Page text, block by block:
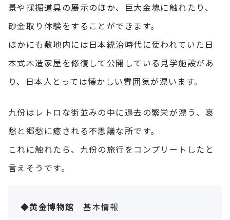
景や採掘道具の展示のほか、巨大金塊に触れたり、
砂金取り体験をすることができます。
ほかにも敷地内には日本統治時代に使われていた日
本式木造家屋を修復して公開している見学施設があ
り、日本人とっては懐かしい雰囲気が漂います。
九份はレトロな街並みの中に過去の繁栄が漂う、哀
愁と郷愁に癒される不思議な所です。
これに触れたら、九份の旅行をコンプリートしたと
言えそうです。
◆黄金博物館 基本情報